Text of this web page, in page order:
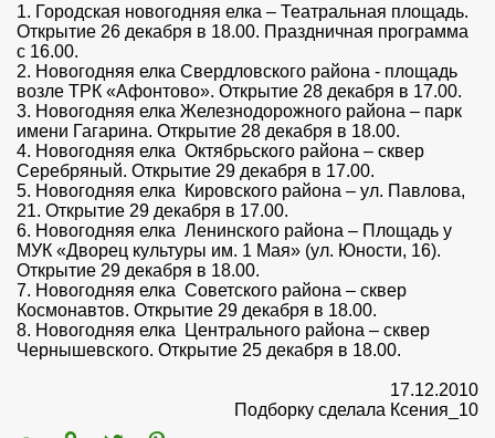
1. Городская новогодняя елка – Театральная площадь.
Открытие 26 декабря в 18.00. Праздничная программа
с 16.00.
2. Новогодняя елка Свердловского района - площадь
возле ТРК «Афонтово». Открытие 28 декабря в 17.00.
3. Новогодняя елка Железнодорожного района – парк
имени Гагарина. Открытие 28 декабря в 18.00.
4. Новогодняя елка Октябрьского района – сквер
Серебряный. Открытие 29 декабря в 17.00.
5. Новогодняя елка Кировского района – ул. Павлова,
21. Открытие 29 декабря в 17.00.
6. Новогодняя елка Ленинского района – Площадь у
МУК «Дворец культуры им. 1 Мая» (ул. Юности, 16).
Открытие 29 декабря в 18.00.
7. Новогодняя елка Советского района – сквер
Космонавтов. Открытие 29 декабря в 18.00.
8. Новогодняя елка Центрального района – сквер
Чернышевского. Открытие 25 декабря в 18.00.
17.12.2010
Подборку сделала Ксения_10